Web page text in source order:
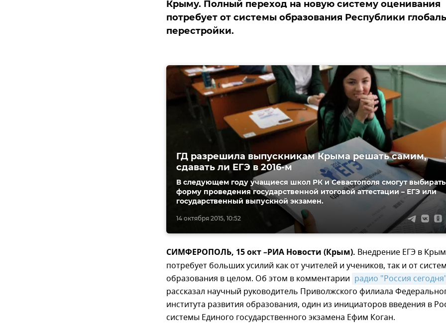
Крыму. Полный переход на новую систему оценивания
потребует от системы образования Республики
перестройки.
14 октября 2015, 10:52
ГД разрешила выпускникам Крыма решать самим,
сдавать ли ЕГЭ в 2016-м
В следующем году учащиеся школ РК и Севастополя смогут выбирать
форму проведения государственной итоговой аттестации – ЕГЭ или
государственный выпускной экзамен.
СИМФЕРОПОЛЬ, 15 окт –РИА Новости (Крым). Внедрение ЕГЭ в
потребует больших усилий как от учителей и учеников, так и от
образования в целом. Об этом в комментарии радио "Россия
рассказал научный руководитель Приволжского филиала
института развития образования, один из инициаторов введения в
системы Единого государственного экзамена Ефим Коган.